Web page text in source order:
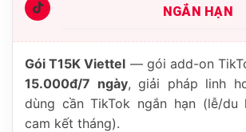
NGẮN HẠN
Gói T15K Viettel — gói add-on
15.000đ/7 ngày, giải pháp linh
dùng cần TikTok ngắn hạn (lễ/du
cam kết tháng).